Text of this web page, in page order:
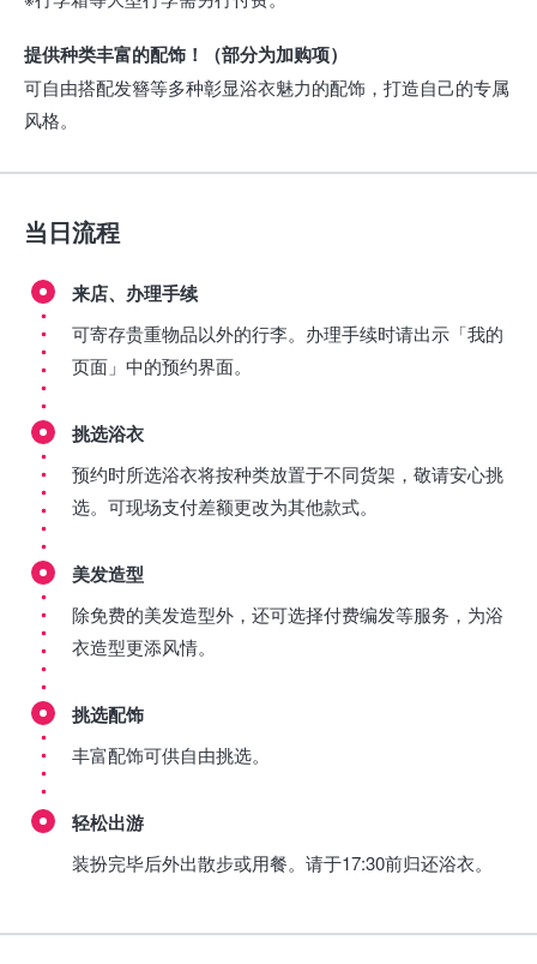
提供种类丰富的配饰！（部分为加购项）
可自由搭配发簪等多种彰显浴衣魅力的配饰，打造自己的专属
风格。
当日流程
来店、办理手续
可寄存贵重物品以外的行李。办理手续时请出示「我的
页面」中的预约界面。
挑选浴衣
预约时所选浴衣将按种类放置于不同货架，敬请安心挑
选。可现场支付差额更改为其他款式。
美发造型
除免费的美发造型外，还可选择付费编发等服务，为浴
衣造型更添风情。
挑选配饰
丰富配饰可供自由挑选。
轻松出游
装扮完毕后外出散步或用餐。请于17:30前归还浴衣。